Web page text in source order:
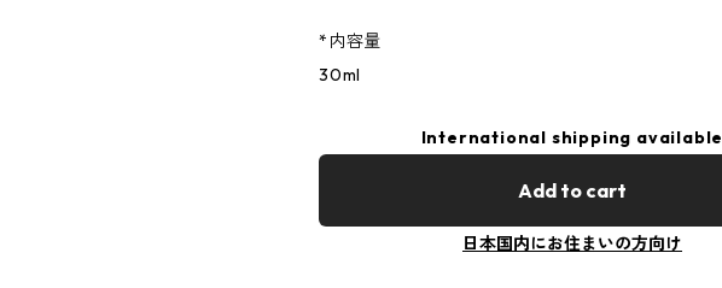
*内容量
30ml
International shipping available
Add to cart
日本国内にお住まいの方向け